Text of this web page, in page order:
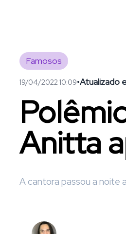
Famosos
19/04/2022 10:09•Atualizado
Anitta
A cantora passou a noite